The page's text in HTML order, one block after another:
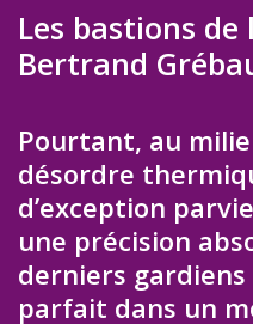
Les bastions de
Bertrand
Pourtant, au
désordre
d’exception
une précision
derniers gardiens
parfait dans un